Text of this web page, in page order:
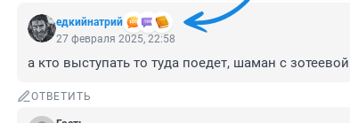
едкийнатрий
27 февраля 2025, 22:58
а кто выступать то туда поедет, шаман с
ОТВЕТИТЬ